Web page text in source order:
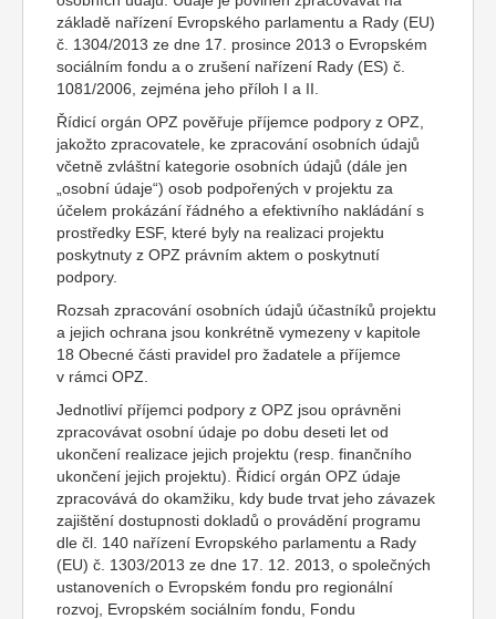
základě nařízení Evropského parlamentu a Rady (EU)
č. 1304/2013 ze dne 17. prosince 2013 o Evropském
sociálním fondu a o zrušení nařízení Rady (ES) č.
1081/2006, zejména jeho příloh I a II.
Řídicí orgán OPZ pověřuje příjemce podpory z OPZ,
jakožto zpracovatele, ke zpracování osobních údajů
včetně zvláštní kategorie osobních údajů (dále jen
„osobní údaje“) osob podpořených v projektu za
účelem prokázání řádného a efektivního nakládání s
prostředky ESF, které byly na realizaci projektu
poskytnuty z OPZ právním aktem o poskytnutí
podpory.
Rozsah zpracování osobních údajů účastníků projektu
a jejich ochrana jsou konkrétně vymezeny v kapitole
18 Obecné části pravidel pro žadatele a příjemce
v rámci OPZ.
Jednotliví příjemci podpory z OPZ jsou oprávněni
zpracovávat osobní údaje po dobu deseti let od
ukončení realizace jejich projektu (resp. finančního
ukončení jejich projektu). Řídicí orgán OPZ údaje
zpracovává do okamžiku, kdy bude trvat jeho závazek
zajištění dostupnosti dokladů o provádění programu
dle čl. 140 nařízení Evropského parlamentu a Rady
(EU) č. 1303/2013 ze dne 17. 12. 2013, o společných
ustanoveních o Evropském fondu pro regionální
rozvoj, Evropském sociálním fondu, Fondu